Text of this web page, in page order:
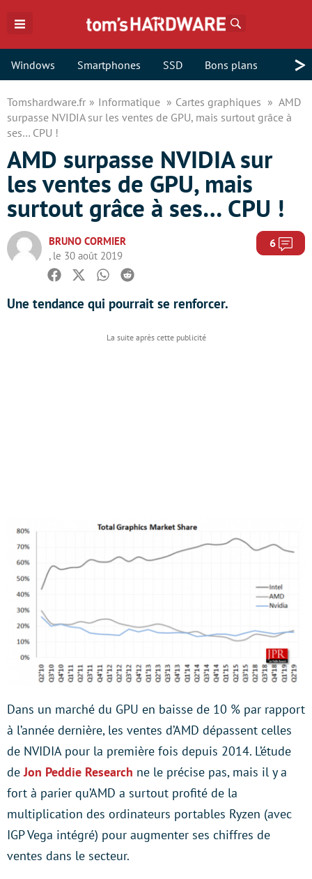
Windows Smartphones SSD Bons plans >
Tomshardware.fr Informatique Cartes graphiques
AMD
surpasse NVIDIA sur les ventes de GPU, mais surtout grâce à
ses… CPU !
AMD surpasse NVIDIA sur
les ventes de GPU, mais
surtout grâce à ses… CPU !
BRUNO CORMIER
, le 30 août 2019
6
Facebook
TwitterWhatsapp
Reddit
Une tendance qui pourrait se renforcer.
Dans un marché du GPU en baisse de 10 % par rapport
à l’année dernière, les ventes d’AMD dépassent celles
de NVIDIA pour la première fois depuis 2014. L’étude
deJon Peddie Research ne le précise pas, mais il y a
fort à parier qu’AMD a surtout profité de la
multiplication des ordinateurs portables Ryzen (avec
IGP Vega intégré) pour augmenter ses chiffres de
ventes dans le secteur.